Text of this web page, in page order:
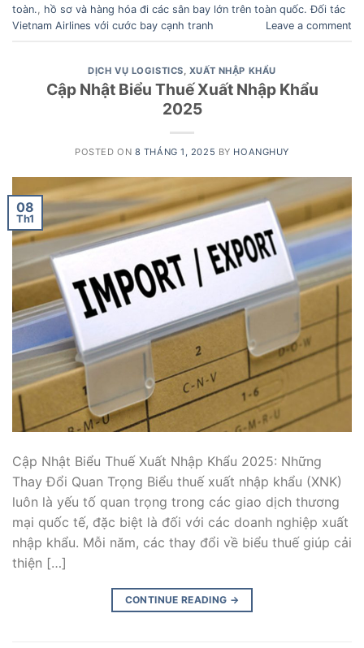
toàn., hồ sơ và hàng hóa đi các sân bay lớn trên toàn quốc. Đối tác
Vietnam Airlines với cước bay cạnh tranh
Leave a comment
DỊCH VỤ LOGISTICS XUẤT NHẬP KHẨU
Cập Nhật Biểu Thuế Xuất Nhập Khẩu
2025
POSTED ON 8 THÁNG 1, 2025 BY HOANGHUY
08
Th1
Cập Nhật Biểu Thuế Xuất Nhập Khẩu 2025: Những
Thay Đổi Quan Trọng Biểu thuế xuất nhập khẩu (XNK)
luôn là yếu tố quan trọng trong các giao dịch thương
mại quốc tế, đặc biệt là đối với các doanh nghiệp xuất
nhập khẩu. Mỗi năm, các thay đổi về biểu thuế giúp cải
thiện […]
CONTINUE READING →